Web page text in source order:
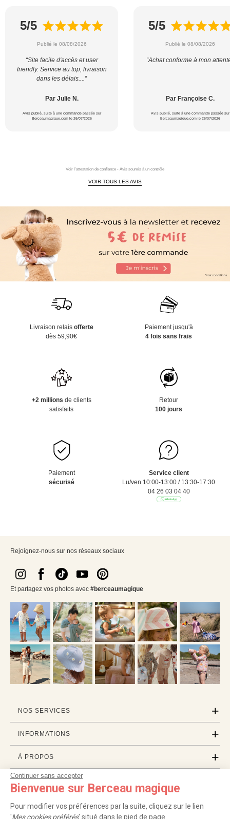
Continuer sans accepter
Bienvenue sur Berceau magique
Pour modifier vos préférences par la suite, cliquez sur le lien
'Mes cookies préférés' situé dans le pied de page.
5/5
Publié le 08/08/2026
“Site facile d'accès et user
friendly. Service au top, livraison
dans les délais....”
Par Julie N.
Avis publié, suite à une commande passée sur
Berceaumagique.com le 26/07/2026
5/5
Publié le 08/08/2026
“Achat conforme à mon
Par Françoise C.
Avis publié, suite à une commande passée sur
Berceaumagique.com le 26/07/2026
Voir l'attestation de confiance - Avis soumis à un contrôle
VOIR TOUS LES AVIS
Livraison relais offerte
dès 59,90€
Paiement jusqu'à
4 fois sans frais
+2 millions de clients
satisfaits
Retour
100 jours
Paiement
sécurisé
Service client
Lu/ven 10:00-13:00 / 13:30-17:30
04 26 03 04 40
Rejoignez-nous sur nos réseaux sociaux
Et partagez vos photos avec #berceaumagique
NOS SERVICES
INFORMATIONS
À PROPOS
PROFESSIONNELS
LISTES CADEAUX